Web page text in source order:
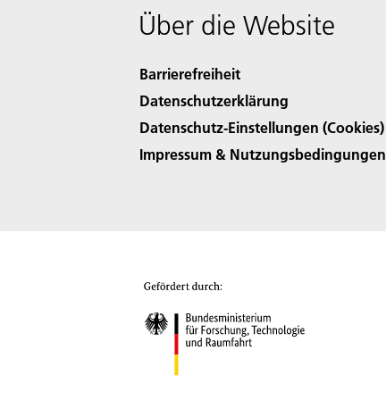
Über die Website
Barrierefreiheit
Datenschutzerklärung
Datenschutz-Einstellungen (Cookies)
Impressum & Nutzungsbedingungen